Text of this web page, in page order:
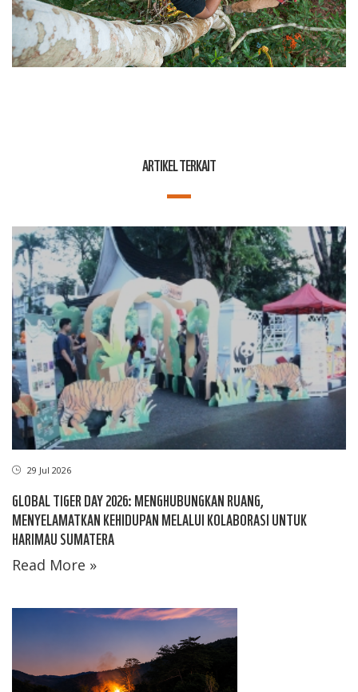
ARTIKEL TERKAIT
29 Jul 2026
GLOBAL TIGER DAY 2026: MENGHUBUNGKAN RUANG,
MENYELAMATKAN KEHIDUPAN MELALUI KOLABORASI UNTUK
HARIMAU SUMATERA
Read More »